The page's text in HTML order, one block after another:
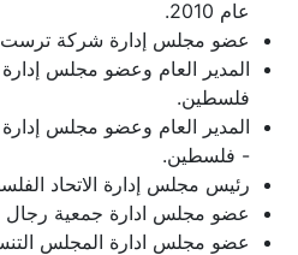
عام 2010.
عضو مجلس إدارة شركة ترست
المدير العام وعضو مجلس إدارة
فلسطين.
المدير العام وعضو مجلس
- فلسطين.
رئيس مجلس إدارة الاتحاد
عضو مجلس ادارة جمعية رجال
عضو مجلس ادارة المجلس